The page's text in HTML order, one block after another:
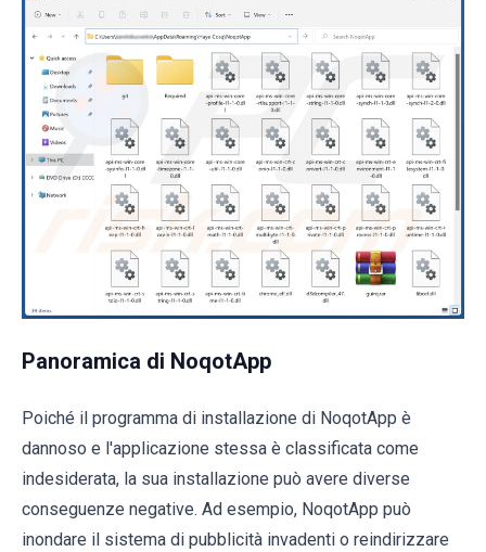
Panoramica di NoqotApp
Poiché il programma di installazione di NoqotApp è
dannoso e l'applicazione stessa è classificata come
indesiderata, la sua installazione può avere diverse
conseguenze negative. Ad esempio, NoqotApp può
inondare il sistema di pubblicità invadenti o reindirizzare